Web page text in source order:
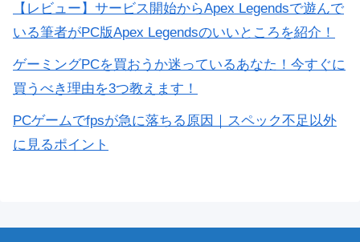
【レビュー】サービス開始からApex Legendsで遊んで
いる筆者がPC版Apex Legendsのいいところを紹介！
ゲーミングPCを買おうか迷っているあなた！今すぐに
買うべき理由を3つ教えます！
PCゲームでfpsが急に落ちる原因｜スペック不足以外
に見るポイント